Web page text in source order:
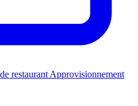
restaurant Approvisionnement